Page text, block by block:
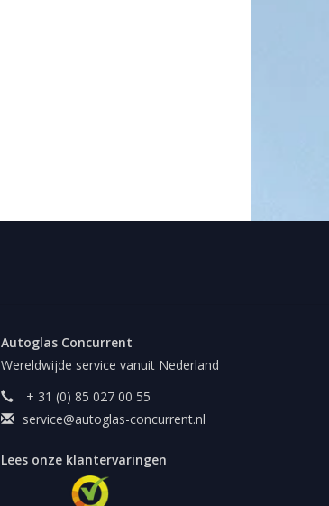
Autoglas Concurrent
Wereldwijde service vanuit Nederland
+ 31 (0) 85 027 00 55
service@autoglas-concurrent.nl
Lees onze klantervaringen